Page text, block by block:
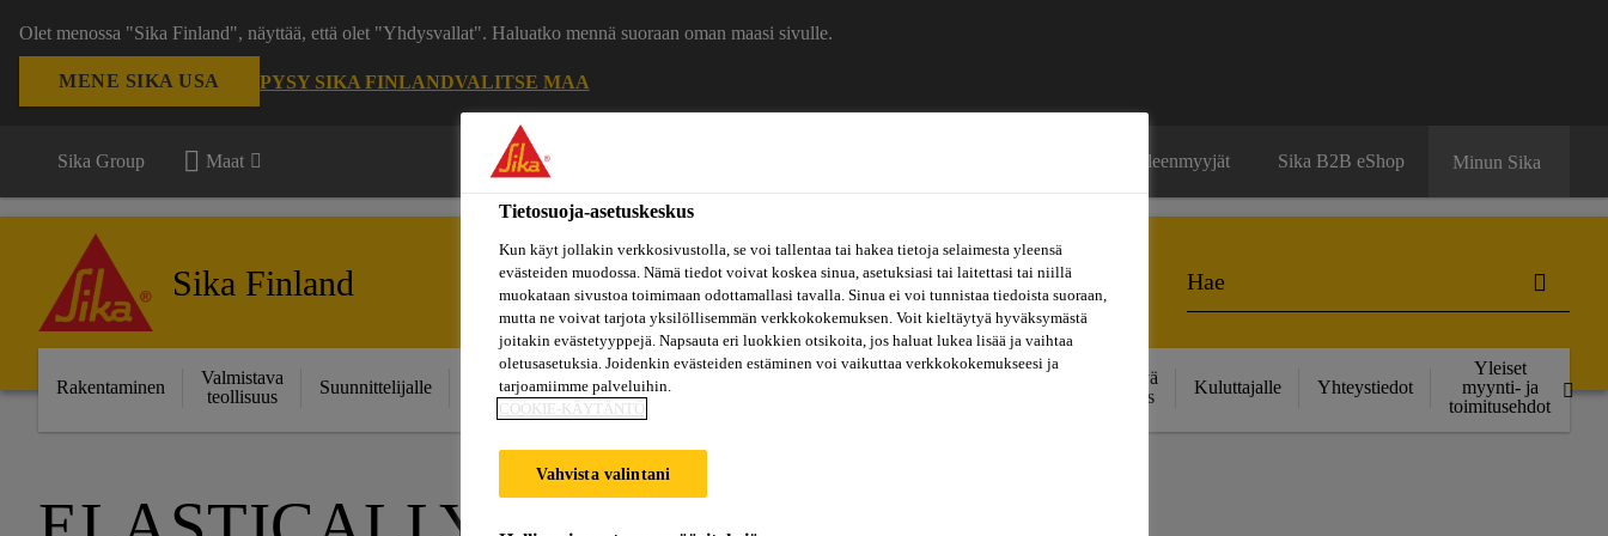
Olet menossa "Sika Finland", näyttää, että olet "Yhdysvallat". Haluatko mennä suoraan oman maasi sivulle.
MENE SIKA USA PYSY SIKA FINLANDVALITSE MAA
Sika Group Maat Jälleenmyyjät Sika B2B eShop Minun Sika
Sika Finland
Rakentaminen
Valmistava
teollisuus
Suunnittelijalle
Ratkaisut
projekteihin
Referenssit
Inspiraatiot
Tietoa
Kestävä
kehitys
Kuluttajalle Yhteystiedot
Yleiset
myynti- ja
toimitusehdot
Tietosuoja-asetuskeskus
Kun käyt jollakin verkkosivustolla, se voi tallentaa tai hakea tietoja selaimesta yleensä
evästeiden muodossa. Nämä tiedot voivat koskea sinua, asetuksiasi tai laitettasi tai niillä
muokataan sivustoa toimimaan odottamallasi tavalla. Sinua ei voi tunnistaa tiedoista suoraan,
mutta ne voivat tarjota yksilöllisemmän verkkokokemuksen. Voit kieltäytyä hyväksymästä
joitakin evästetyyppejä. Napsauta eri luokkien otsikoita, jos haluat lukea lisää ja vaihtaa
oletusasetuksia. Joidenkin evästeiden estäminen voi vaikuttaa verkkokokemukseesi ja
tarjoamiimme palveluihin.
COOKIE-KÄYTÄNTÖ
Vahvista valintani